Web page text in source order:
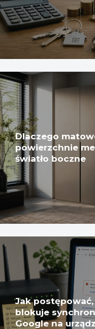
Dlaczego
powierzchnie
światło boczne
Jak
blokuje
Google na